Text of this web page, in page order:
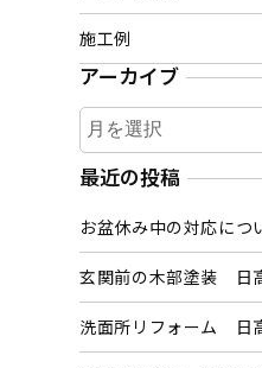
施工例
アーカイブ
ア
ー
カ
ブ
最近の投稿
お盆休み中の対応につ
玄関前の木部塗装 日
洗面所リフォーム 日